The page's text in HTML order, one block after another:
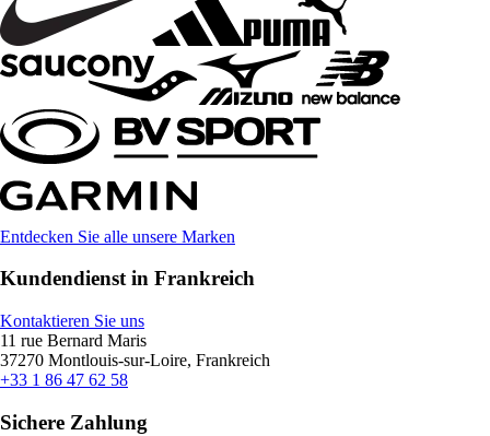
Entdecken Sie alle unsere Marken
Kundendienst in Frankreich
Kontaktieren Sie uns
11 rue Bernard Maris
37270 Montlouis-sur-Loire, Frankreich
+33 1 86 47 62 58
Sichere Zahlung